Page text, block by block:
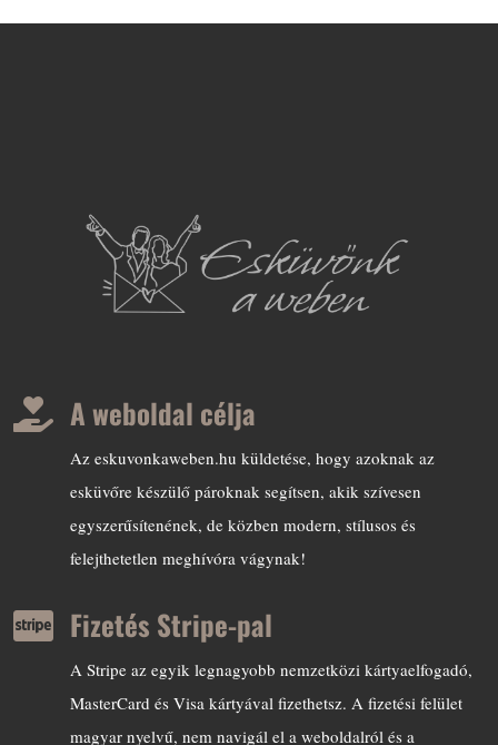
 A weboldal célja
Az eskuvonkaweben.hu küldetése, hogy azoknak az
esküvőre készülő pároknak segítsen, akik szívesen
egyszerűsítenének, de közben modern, stílusos és
felejthetetlen meghívóra vágynak!
 Fizetés Stripe-pal
A Stripe az egyik legnagyobb nemzetközi kártyaelfogadó,
MasterCard és Visa kártyával fizethetsz. A fizetési felület
magyar nyelvű, nem navigál el a weboldalról és a